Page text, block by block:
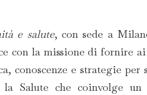
e salute, con sede a
con la missione di fornire
conoscenze e strategie per
Salute che coinvolge un